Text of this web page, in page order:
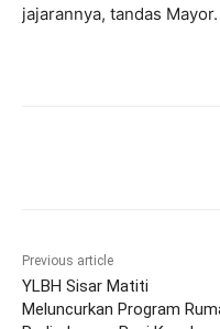
jajarannya, tandas
Previous article
YLBH Sisar Matiti
Meluncurkan Program